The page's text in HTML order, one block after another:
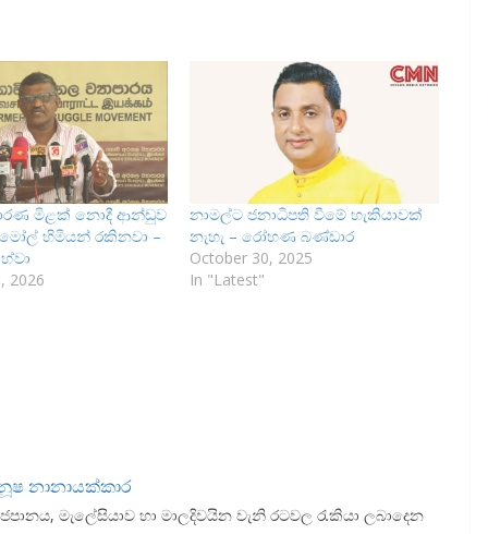
මිළක් නොදී ආන්ඩුව
මෝල් හිමියන් රකිනවා –
2026
නාමල්ට ජනාධිපති වීමේ හැකියාවක්
නැහැ – රෝහණ බණ්ඩාර
October 30, 2025
In "Latest"
නානායක්කාර
මැලේසියාව හා මාලදිවයින වැනි රටවල රැකියා ලබාදෙන